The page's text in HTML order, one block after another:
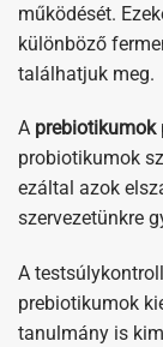
működését.
különböző
találhatjuk meg.
A prebiotikumok
probiotikumok
ezáltal azok
szervezetünkre
A
prebiotikumok
tanulmány is